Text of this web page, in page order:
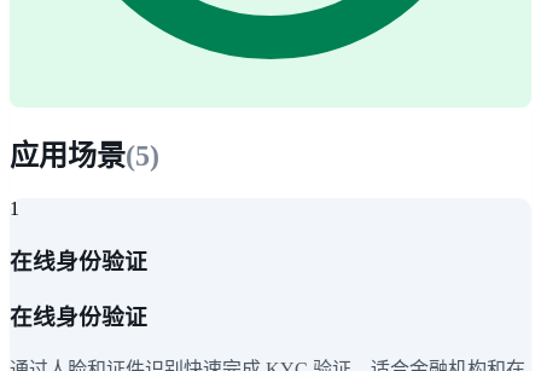
应用场景(5)
1
在线身份验证
在线身份验证